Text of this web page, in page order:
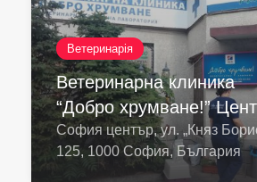
Ветеринарія
Ветеринарна клиника
“Добро хрумване!”
София център, ул. „Княз
125, 1000 София, България